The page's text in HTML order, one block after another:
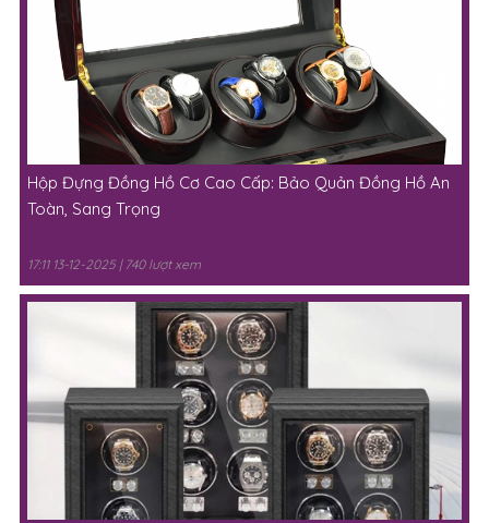
Hộp Đựng Đồng Hồ Cơ Cao Cấp: Bảo Quản Đồng Hồ An
Toàn, Sang Trọng
17:11 13-12-2025 | 740 lượt xem